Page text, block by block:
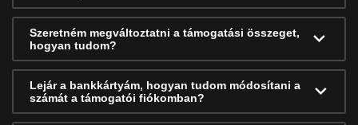
Szeretném megváltoztatni a támogatási összeget,
hogyan tudom?
Lejár a bankkártyám, hogyan tudom módosítani a
számát a támogatói fiókomban?